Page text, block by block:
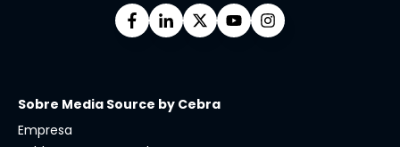
Sobre Media Source by Cebra
Empresa